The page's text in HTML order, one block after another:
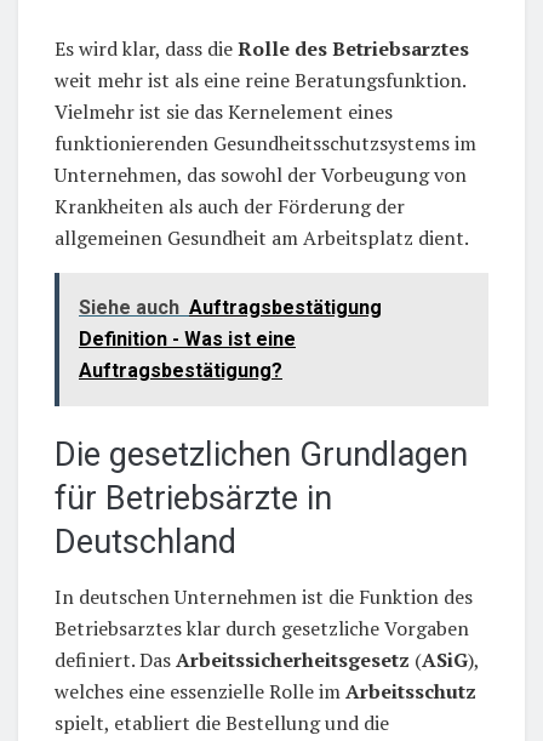
Es wird klar, dass dieRolle des Betriebsarztes
weit mehr ist als eine reine Beratungsfunktion.
Vielmehr ist sie das Kernelement eines
funktionierenden Gesundheitsschutzsystems im
Unternehmen, das sowohl der Vorbeugung von
Krankheiten als auch der Förderung der
allgemeinen Gesundheit am Arbeitsplatz dient.
Siehe auch Auftragsbestätigung
Definition - Was ist eine
Auftragsbestätigung?
Die gesetzlichen Grundlagen
für Betriebsärzte in
Deutschland
In deutschen Unternehmen ist die Funktion des
Betriebsarztes klar durch gesetzliche Vorgaben
definiert. DasArbeitssicherheitsgesetz (ASiG),
welches eine essenzielle Rolle imArbeitsschutz
spielt, etabliert die Bestellung und die